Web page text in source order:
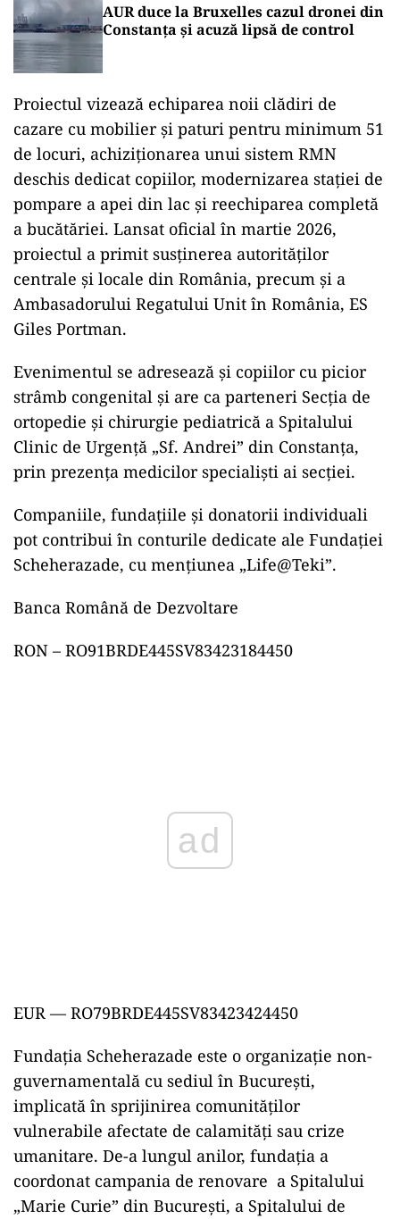
AUR duce la Bruxelles cazul dronei din
Constanța și acuză lipsă de control
Proiectul vizează echiparea noii clădiri de
cazare cu mobilier și paturi pentru minimum 51
de locuri, achiziționarea unui sistem RMN
deschis dedicat copiilor, modernizarea stației de
pompare a apei din lac și reechiparea completă
a bucătăriei. Lansat oficial în martie 2026,
proiectul a primit susținerea autorităților
centrale și locale din România, precum și a
Ambasadorului Regatului Unit în România, ES
Giles Portman.
Evenimentul se adresează și copiilor cu picior
strâmb congenital și are ca parteneri Secția de
ortopedie și chirurgie pediatrică a Spitalului
Clinic de Urgență „Sf. Andrei” din Constanța,
prin prezența medicilor specialiști ai secției.
Companiile, fundațiile și donatorii individuali
pot contribui în conturile dedicate ale Fundației
Scheherazade, cu mențiunea „Life@Teki”.
Banca Română de Dezvoltare
RON – RO91BRDE445SV83423184450
ad
EUR — RO79BRDE445SV83423424450
Fundația Scheherazade este o organizație non-
guvernamentală cu sediul în București,
implicată în sprijinirea comunităților
vulnerabile afectate de calamități sau crize
umanitare. De-a lungul anilor, fundația a
coordonat campania de renovare a Spitalului
„Marie Curie” din București, a Spitalului de